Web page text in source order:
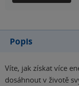
Popis
Víte, jak získat více
dosáhnout v životě